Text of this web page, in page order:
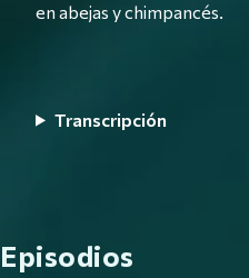
en abejas y chimpancés.
Transcripción
Episodios